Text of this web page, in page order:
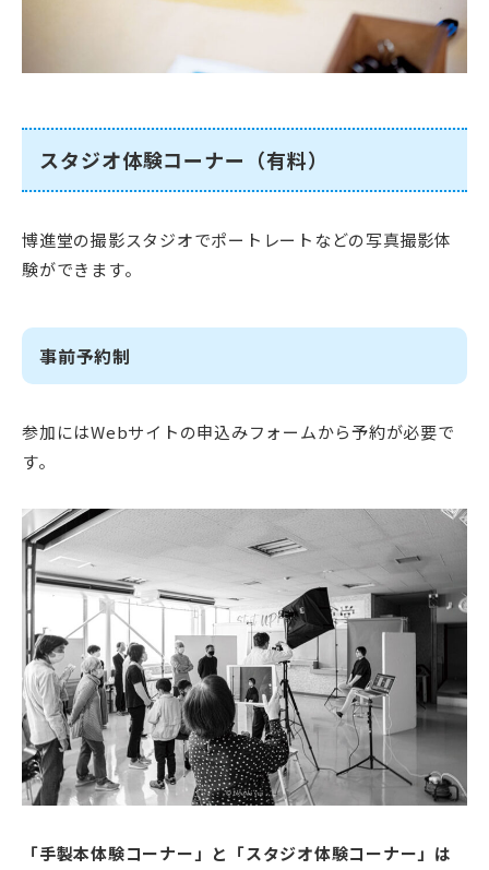
スタジオ体験コーナー（有料）
博進堂の撮影スタジオでポートレートなどの写真撮影体
験ができます。
事前予約制
参加にはWebサイトの申込みフォームから予約が必要で
す。
「手製本体験コーナー」と「スタジオ体験コーナー」は